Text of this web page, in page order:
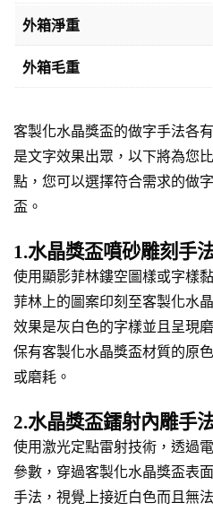
外箱淨重
外箱毛重
客製化水晶獎盃的做字手法各
是文字效果出眾，以下將為您
點，您可以選擇符合需求的做
盃。
1.水晶獎盃噴砂雕刻手
使用顯影菲林鏤空圖樣或字樣
菲林上的圖案印刻至客製化水
效果是灰白色的字樣並且呈現
保有客製化水晶獎盃材質的原
或磨耗。
2.水晶獎盃鐳射內雕手
使用激光定點雷射技術，透過
參數，穿過客製化水晶獎盃表
手法，視覺上接近白色而且無